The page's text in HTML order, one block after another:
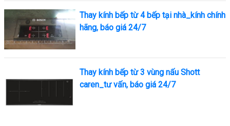
Thay kính bếp từ 4 bếp tại nhà_kính chính
hãng, báo giá 24/7
Thay kính bếp từ 3 vùng nấu Shott
caren_tư vấn, báo giá 24/7